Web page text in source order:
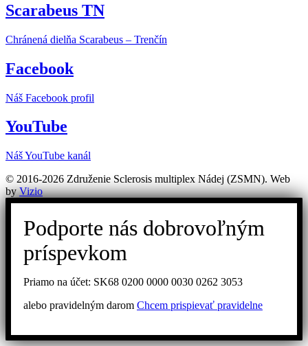
Scarabeus TN
Chránená dielňa Scarabeus – Trenčín
Facebook
Náš Facebook profil
YouTube
Náš YouTube kanál
© 2016-2026 Združenie Sclerosis multiplex Nádej (ZSMN). Web
byVizio
Podporte nás dobrovoľným
príspevkom
Priamo na účet: SK68 0200 0000 0030 0262 3053
alebo pravidelným darom Chcem prispievať pravidelne